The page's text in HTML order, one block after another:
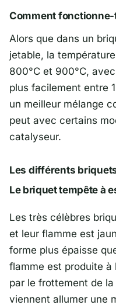
Comment
Alors que dans un
jetable, la
800°C et 900°C,
plus facilement entre
un meilleur mélange
peut avec certains
catalyseur.
Les différents
Le briquet tempête à
Les très célèbres
et leur flamme est
forme plus épaisse
flamme est produite à
par le frottement de
viennent allumer une